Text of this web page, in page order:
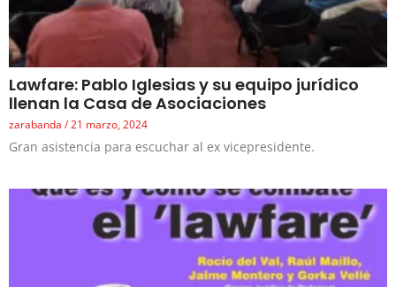
Lawfare: Pablo Iglesias y su equipo jurídico
llenan la Casa de Asociaciones
zarabanda 21 marzo, 2024
Gran asistencia para escuchar al ex vicepresidente.